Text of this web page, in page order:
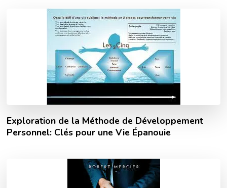
Exploration de la Méthode de Développement
Personnel: Clés pour une Vie Épanouie